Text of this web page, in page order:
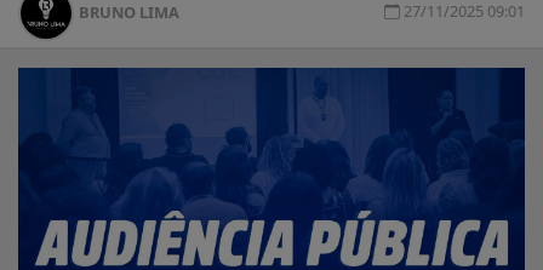
BRUNO LIMA 27/11/2025 09:01